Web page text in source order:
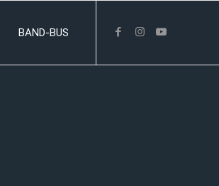
BAND-BUS